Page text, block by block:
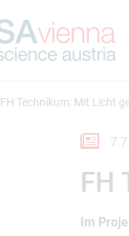
FH Technikum: Mit Licht
FH
Im